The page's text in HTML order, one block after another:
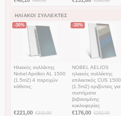
ΗΛΙΑΚΟΊ ΣΥΛΛΈΚΤΕΣ
-30%
Ηλιακός συλλέκτης
Nobel Apollon AL 1500
(1.5m2) 4 παροχών
κάθετος
€221,00 €315,00
-30%
NOBEL AELIOS
ηλιακός συλλέκτης
επιλεκτικός CUS 1500
(1.5m2) οριζόντιος για
συστήματα
βεβιασμένης
κυκλοφορίας
€176,00 €252,00